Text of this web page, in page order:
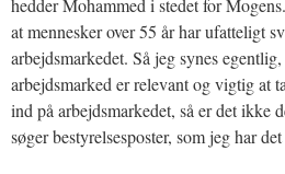
hedder Mohammed i stedet for
at mennesker over 55 år har ufatteligt
arbejdsmarkedet. Så jeg synes
arbejdsmarked er relevant og vigtig at
ind på arbejdsmarkedet, så er det ikke
søger bestyrelsesposter, som jeg har